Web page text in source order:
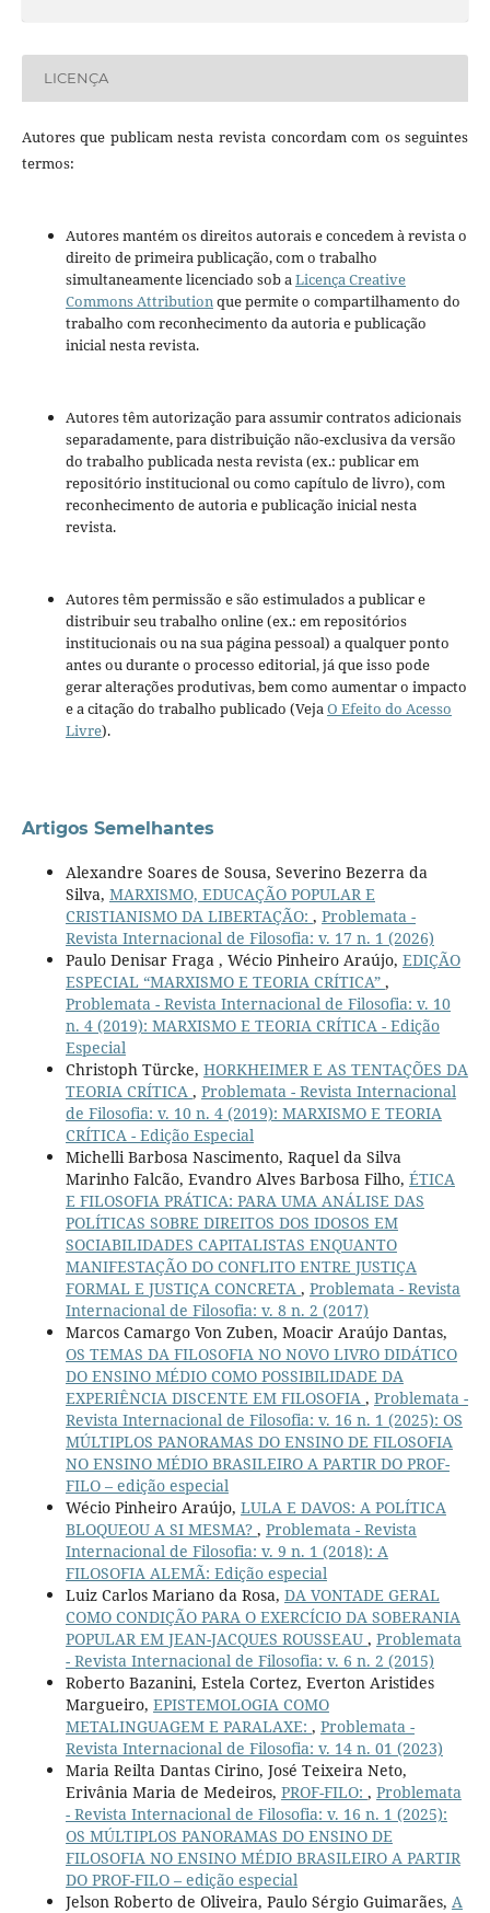
LICENÇA
Autores que publicam nesta revista concordam com os seguintes
termos:
Autores mantém os direitos autorais e concedem à revista o
direito de primeira publicação, com o trabalho
simultaneamente licenciado sob aLicença Creative
Commons Attributionque permite o compartilhamento do
trabalho com reconhecimento da autoria e publicação
inicial nesta revista.
Autores têm autorização para assumir contratos adicionais
separadamente, para distribuição não-exclusiva da versão
do trabalho publicada nesta revista (ex.: publicar em
repositório institucional ou como capítulo de livro), com
reconhecimento de autoria e publicação inicial nesta
revista.
Autores têm permissão e são estimulados a publicar e
distribuir seu trabalho online (ex.: em repositórios
institucionais ou na sua página pessoal) a qualquer ponto
antes ou durante o processo editorial, já que isso pode
gerar alterações produtivas, bem como aumentar o impacto
e a citação do trabalho publicado (VejaO Efeito do Acesso
Livre).
Artigos Semelhantes
Alexandre Soares de Sousa, Severino Bezerra da
Silva, MARXISMO, EDUCAÇÃO POPULAR E
CRISTIANISMO DA LIBERTAÇÃO: , Problemata -
Revista Internacional de Filosofia: v. 17 n. 1 (2026)
Paulo Denisar Fraga , Wécio Pinheiro Araújo, EDIÇÃO
ESPECIAL “MARXISMO E TEORIA CRÍTICA” ,
Problemata - Revista Internacional de Filosofia: v. 10
n. 4 (2019): MARXISMO E TEORIA CRÍTICA - Edição
Especial
Christoph Türcke, HORKHEIMER E AS TENTAÇÕES DA
TEORIA CRÍTICA , Problemata - Revista Internacional
de Filosofia: v. 10 n. 4 (2019): MARXISMO E TEORIA
CRÍTICA - Edição Especial
Michelli Barbosa Nascimento, Raquel da Silva
Marinho Falcão, Evandro Alves Barbosa Filho, ÉTICA
E FILOSOFIA PRÁTICA: PARA UMA ANÁLISE DAS
POLÍTICAS SOBRE DIREITOS DOS IDOSOS EM
SOCIABILIDADES CAPITALISTAS ENQUANTO
MANIFESTAÇÃO DO CONFLITO ENTRE JUSTIÇA
FORMAL E JUSTIÇA CONCRETA , Problemata - Revista
Internacional de Filosofia: v. 8 n. 2 (2017)
Marcos Camargo Von Zuben, Moacir Araújo Dantas,
OS TEMAS DA FILOSOFIA NO NOVO LIVRO DIDÁTICO
DO ENSINO MÉDIO COMO POSSIBILIDADE DA
EXPERIÊNCIA DISCENTE EM FILOSOFIA , Problemata -
Revista Internacional de Filosofia: v. 16 n. 1 (2025): OS
MÚLTIPLOS PANORAMAS DO ENSINO DE FILOSOFIA
NO ENSINO MÉDIO BRASILEIRO A PARTIR DO PROF-
FILO – edição especial
Wécio Pinheiro Araújo, LULA E DAVOS: A POLÍTICA
BLOQUEOU A SI MESMA? , Problemata - Revista
Internacional de Filosofia: v. 9 n. 1 (2018): A
FILOSOFIA ALEMÃ: Edição especial
Luiz Carlos Mariano da Rosa, DA VONTADE GERAL
COMO CONDIÇÃO PARA O EXERCÍCIO DA SOBERANIA
POPULAR EM JEAN-JACQUES ROUSSEAU , Problemata
- Revista Internacional de Filosofia: v. 6 n. 2 (2015)
Roberto Bazanini, Estela Cortez, Everton Aristides
Margueiro, EPISTEMOLOGIA COMO
METALINGUAGEM E PARALAXE: , Problemata -
Revista Internacional de Filosofia: v. 14 n. 01 (2023)
Maria Reilta Dantas Cirino, José Teixeira Neto,
Erivânia Maria de Medeiros, PROF-FILO: , Problemata
- Revista Internacional de Filosofia: v. 16 n. 1 (2025):
OS MÚLTIPLOS PANORAMAS DO ENSINO DE
FILOSOFIA NO ENSINO MÉDIO BRASILEIRO A PARTIR
DO PROF-FILO – edição especial
Jelson Roberto de Oliveira, Paulo Sérgio Guimarães, A